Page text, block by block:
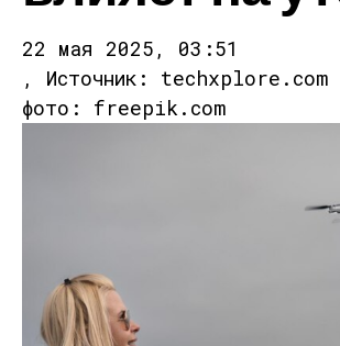
22 мая 2025, 03:51
, Источник: techxplore.com
фото: freepik.com